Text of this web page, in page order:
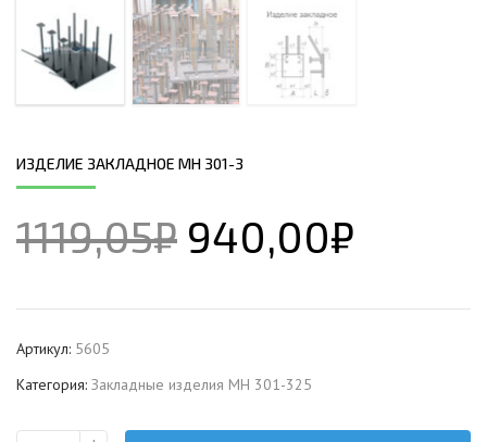
ИЗДЕЛИЕ ЗАКЛАДНОЕ МН 301-3
1119,05₽ 940,00₽
Артикул: 5605
Категория: Закладные изделия МН 301-325